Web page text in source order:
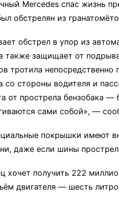
Mercedes спас жизнь
обстрелян из
обстрел в упор из
также защищает от
тротила
со стороны водителя и
от прострела бензобака —
сами собой», —
покрышки имеют
даже если шины
хочет получить 222
двигателя — шесть